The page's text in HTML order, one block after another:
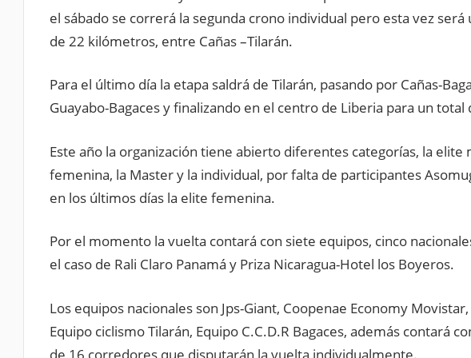
el sábado se correrá la segunda crono individual pero esta vez será
de 22 kilómetros, entre Cañas –Tilarán.
Para el último día la etapa saldrá de Tilarán, pasando por Cañas-
Guayabo-Bagaces y finalizando en el centro de Liberia para un
Este año la organización tiene abierto diferentes categorías, la elite
femenina, la Master y la individual, por falta de participantes
en los últimos días la elite femenina.
Por el momento la vuelta contará con siete equipos, cinco
el caso de Rali Claro Panamá y Priza Nicaragua-Hotel los Boyeros.
Los equipos nacionales son Jps-Giant, Coopenae Economy
Equipo ciclismo Tilarán, Equipo C.C.D.R Bagaces, además contará
de 16 corredores que disputarán la vuelta individualmente.